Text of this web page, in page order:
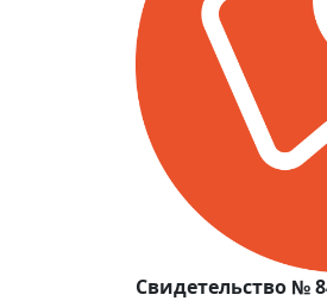
Свидетельство №